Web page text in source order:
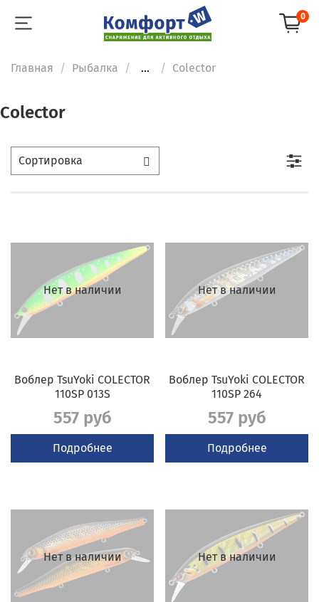
0
Главная Рыбалка ... Colector
Colector
Нет в наличии
Воблер TsuYoki COLECTOR
110SP 013S
557 руб
Подробнее
Нет в наличии
Воблер TsuYoki COLECTOR
110SP 264
557 руб
Подробнее
Нет в наличии Нет в наличии